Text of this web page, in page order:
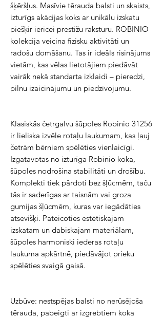
šķēršļus. Masīvie tērauda balsti un skaists,
izturīgs akācijas koks ar unikālu izskatu
piešķir ierīcei prestižu raksturu. ROBINIO
kolekcija veicina fizisku aktivitāti un
radošu domāšanu. Tas ir ideāls risinājums
vietām, kas vēlas lietotājiem piedāvāt
vairāk nekā standarta izklaidi – pieredzi,
pilnu izaicinājumu un piedzīvojumu.
Klasiskās četrgalvu šūpoles Robinio 31256
ir lieliska izvēle rotaļu laukumam, kas ļauj
četrām bērniem spēlēties vienlaicīgi.
Izgatavotas no izturīga Robinio koka,
šūpoles nodrošina stabilitāti un drošību.
Komplekti tiek pārdoti bez šļūcmēm, taču
tās ir saderīgas ar taisnām vai groza
gumijas šļūcmēm, kuras var iegādāties
atsevišķi. Pateicoties estētiskajam
izskatam un dabiskajam materiālam,
šūpoles harmoniski iederas rotaļu
laukuma apkārtnē, piedāvājot prieku
spēlēties svaigā gaisā.
Uzbūve: nestspējas balsti no nerūsējoša
tērauda, pabeigti ar izgrebtiem koka